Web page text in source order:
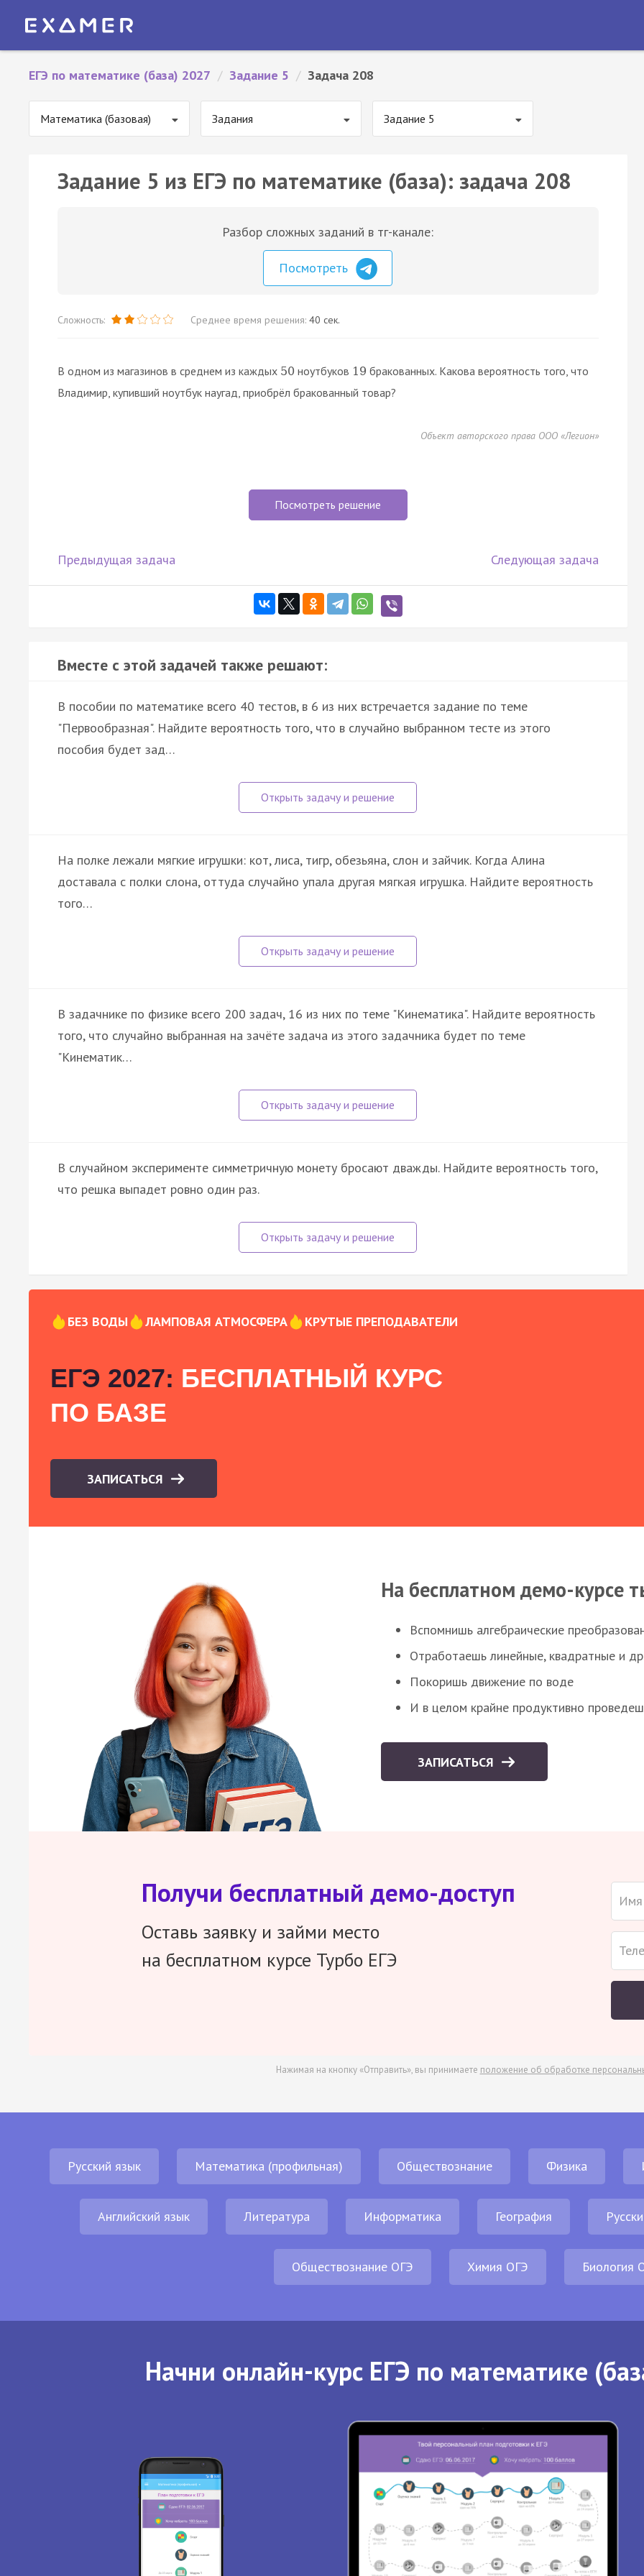
ЕГЭ по математике (база) 2027 / Задание 5 / Задача 208
Математика (базовая) Задания Задание 5
Задание 5 из ЕГЭ по математике (база): задача 208
Разбор сложных заданий в тг-канале:
Посмотреть
Сложность: Среднее время решения: 40 сек.
В одном из магазинов в среднем из каждых 50 ноутбуков 19 бракованных. Какова вероятность того, что
Владимир, купивший ноутбук наугад, приобрёл бракованный товар?
Объект авторского права ООО «Легион»
Посмотреть решение
Предыдущая задача Следующая задача
Вместе с этой задачей также решают:
В пособии по математике всего 40 тестов, в 6 из них встречается задание по теме
"Первообразная". Найдите вероятность того, что в случайно выбранном тесте из этого
пособия будет зад…
На полке лежали мягкие игрушки: кот, лиса, тигр, обезьяна, слон и зайчик. Когда Алина
доставала с полки слона, оттуда случайно упала другая мягкая игрушка. Найдите вероятность
того…
В задачнике по физике всего 200 задач, 16 из них по теме "Кинематика". Найдите вероятность
того, что случайно выбранная на зачёте задача из этого задачника будет по теме
"Кинематик…
В случайном эксперименте симметричную монету бросают дважды. Найдите вероятность того,
что решка выпадет ровно один раз.
БЕЗ ВОДЫ ЛАМПОВАЯ АТМОСФЕРА КРУТЫЕ ПРЕПОДАВАТЕЛИ
ЕГЭ 2027: БЕСПЛАТНЫЙ КУРС
ПО БАЗЕ
ЗАПИСАТЬСЯ
На бесплатном демо-курсе
Вспомнишь алгебраические
Отработаешь линейные, квадратные и
Покоришь движение по воде
И в целом крайне продуктивно
ЗАПИСАТЬСЯ
Получи бесплатный демо-доступ
Оставь заявку и займи место
на бесплатном курсе Турбо ЕГЭ
Нажимая на кнопку «Отправить», вы принимаете положение об обработке
Русский язык Математика (профильная) Обществознание Физика
Английский язык Литература Информатика География
Обществознание ОГЭ Химия ОГЭ Биология
Начни онлайн-курс ЕГЭ по математике